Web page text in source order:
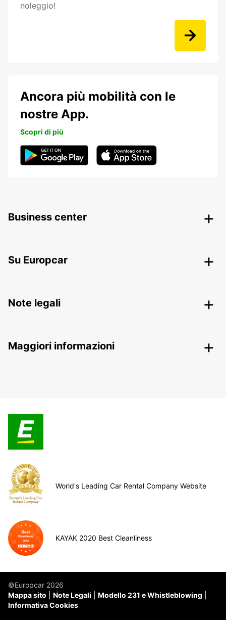
noleggio!
Ancora più mobilità con le
nostre App.
Scopri di più
Business center
Su Europcar
Note legali
Maggiori informazioni
World's Leading Car Rental Company Website
KAYAK 2020 Best Cleanliness
©Europcar 2026
Mappa sito
Note Legali
Modello 231 e Whistleblowing
Informativa Cookies